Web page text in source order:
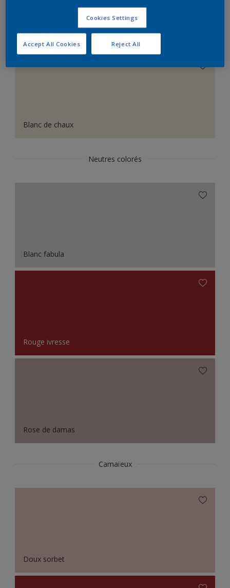
Le Blanc Parfait
Blanc de chaux
Neutres colorés
Blanc fabula
Rouge ivresse
Rose de damas
Camaïeux
Doux sorbet
Cookies Settings
Reject All
Accept All Cookies